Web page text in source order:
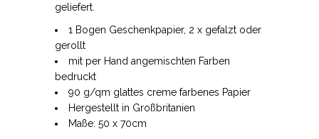
geliefert.
1 Bogen Geschenkpapier, 2 x gefalzt oder
gerollt
mit per Hand angemischten Farben
bedruckt
90 g/qm glattes creme farbenes Papier
Hergestellt in Großbritanien
Maße: 50 x 70cm